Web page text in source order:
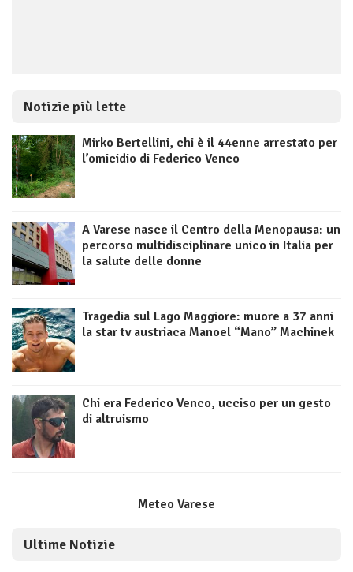
Notizie più lette
Mirko Bertellini, chi è il 44enne arrestato per
l’omicidio di Federico Venco
A Varese nasce il Centro della Menopausa: un
percorso multidisciplinare unico in Italia per
la salute delle donne
Tragedia sul Lago Maggiore: muore a 37 anni
la star tv austriaca Manoel “Mano” Machinek
Chi era Federico Venco, ucciso per un gesto
di altruismo
Meteo Varese
Ultime Notizie